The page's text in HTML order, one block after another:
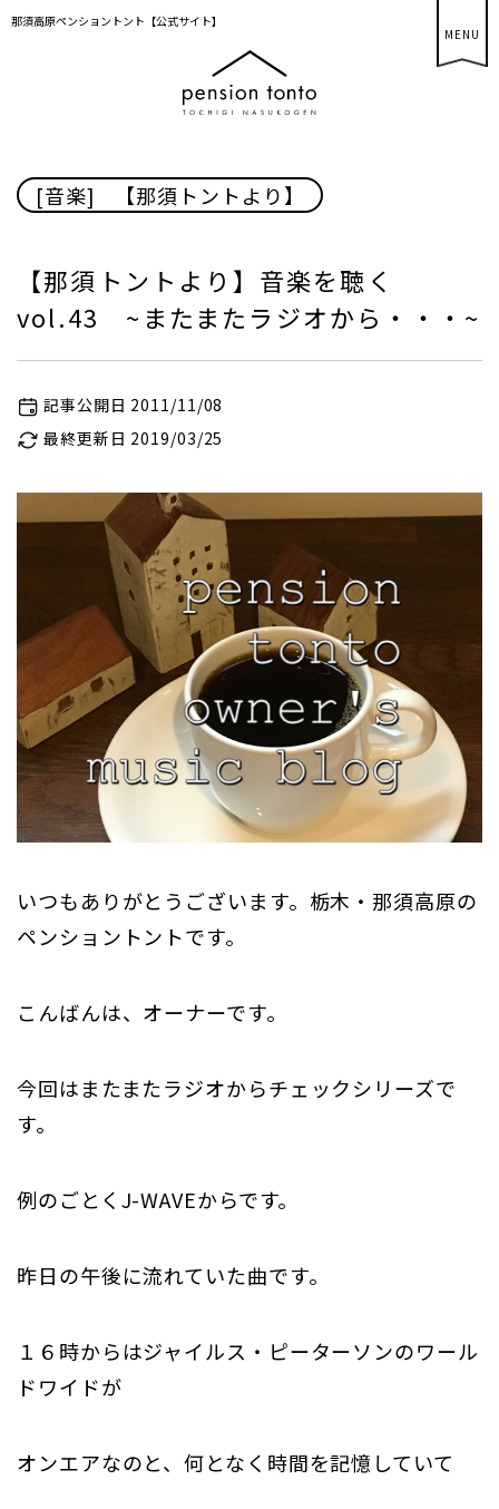
那須高原ペンショントント【公式サイト】
MENU
[音楽] 【那須トントより】
【那須トントより】音楽を聴く
vol.43 ~またまたラジオから・・・~
記事公開日 2011/11/08
最終更新日 2019/03/25
いつもありがとうございます。栃木・那須高原の
ペンショントントです。
こんばんは、オーナーです。
今回はまたまたラジオからチェックシリーズで
す。
例のごとくJ-WAVEからです。
昨日の午後に流れていた曲です。
１６時からはジャイルス・ピーターソンのワール
ドワイドが
オンエアなのと、何となく時間を記憶していて